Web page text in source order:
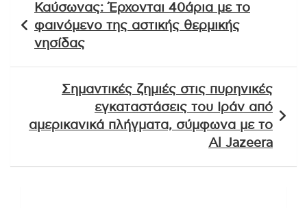
άρθρων
Καύσωνας: Έρχονται 40άρια με το
φαινόμενο της αστικής θερμικής
νησίδας
Σημαντικές ζημιές στις πυρηνικές
εγκαταστάσεις του Ιράν από
αμερικανικά πλήγματα, σύμφωνα με το
Al Jazeera